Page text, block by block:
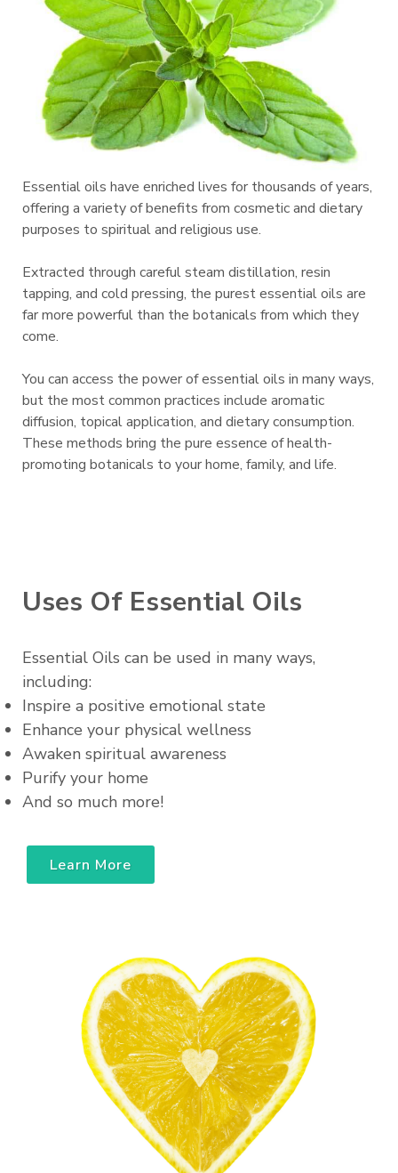
Essential oils have enriched lives for thousands of years,
offering a variety of benefits from cosmetic and dietary
purposes to spiritual and religious use.
Extracted through careful steam distillation, resin
tapping, and cold pressing, the purest essential oils are
far more powerful than the botanicals from which they
come.
You can access the power of essential oils in many ways,
but the most common practices include aromatic
diffusion, topical application, and dietary consumption.
These methods bring the pure essence of health-
promoting botanicals to your home, family, and life.
Uses Of Essential Oils
Essential Oils can be used in many ways,
including:
Inspire a positive emotional state
Enhance your physical wellness
Awaken spiritual awareness
Purify your home
And so much more!
Learn More